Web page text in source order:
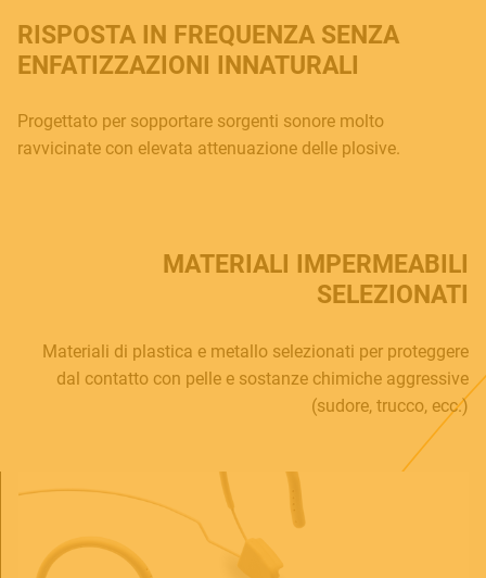
MUSICAL INSTRUMENTS
ACCESSORIES
RISPOSTA IN FREQUENZA SENZA
ENFATIZZAZIONI INNATURALI
Progettato per sopportare sorgenti sonore molto
ravvicinate con elevata attenuazione delle plosive.
MATERIALI IMPERMEABILI
SELEZIONATI
Materiali di plastica e metallo selezionati per proteggere
dal contatto con pelle e sostanze chimiche aggressive
(sudore, trucco, ecc.)